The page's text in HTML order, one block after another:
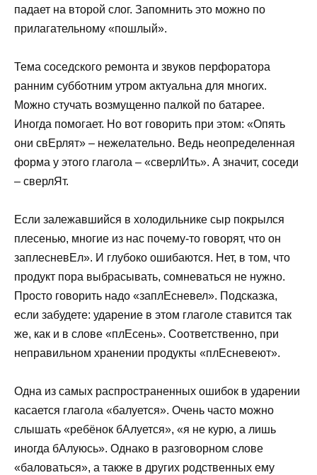
падает на второй слог. Запомнить это можно по
прилагательному «пошлый».
Тема соседского ремонта и звуков перфоратора
ранним субботним утром актуальна для многих.
Можно стучать возмущенно палкой по батарее.
Иногда помогает. Но вот говорить при этом: «Опять
они свЕрлят» – нежелательно. Ведь неопределенная
форма у этого глагола – «сверлИть». А значит, соседи
– сверлЯт.
Если залежавшийся в холодильнике сыр покрылся
плесенью, многие из нас почему-то говорят, что он
заплесневЕл». И глубоко ошибаются. Нет, в том, что
продукт пора выбрасывать, сомневаться не нужно.
Просто говорить надо «заплЕсневел». Подсказка,
если забудете: ударение в этом глаголе ставится так
же, как и в слове «плЕсень». Соответственно, при
неправильном хранении продукты «плЕсневеют».
Одна из самых распространенных ошибок в ударении
касается глагола «балуется». Очень часто можно
слышать «ребёнок бАлуется», «я не курю, а лишь
иногда бАлуюсь». Однако в разговорном слове
«баловаться», а также в других родственных ему